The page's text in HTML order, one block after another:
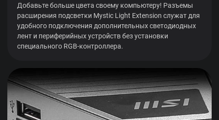
Добавьте больше цвета своему компьютеру! Разъемы
расширения подсветки Mystic Light Extension служат для
удобного подключения дополнительных светодиодных
лент и периферийных устройств без установки
специального RGB-контроллера.